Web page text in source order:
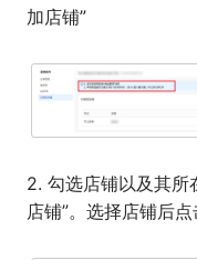
加店铺”
2. 勾选店铺以及其所
店铺”。选择店铺后点